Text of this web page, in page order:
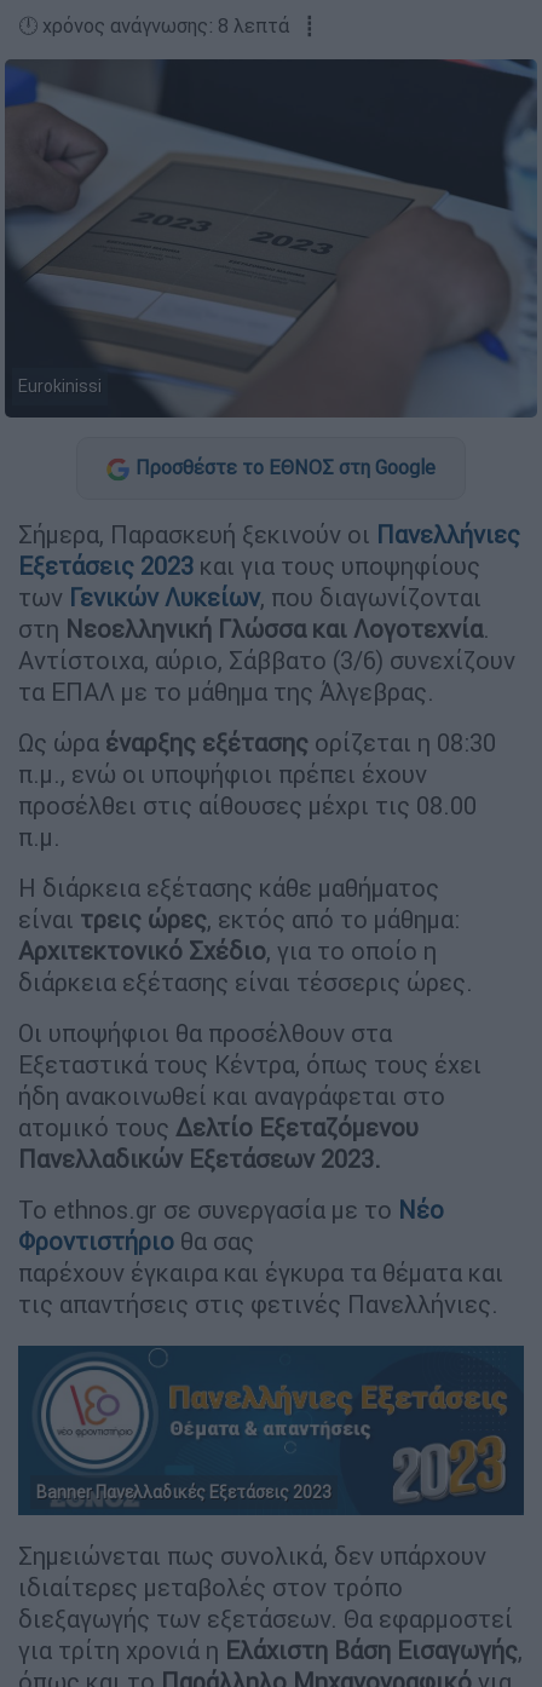
🕛 χρόνος ανάγνωσης: 8 λεπτά ┋
Eurokinissi
Προσθέστε το ΕΘΝΟΣ στη Google
Σήμερα, Παρασκευή ξεκινούν οι Πανελλήνιες
Εξετάσεις 2023 και για τους υποψηφίους
των Γενικών Λυκείων, που διαγωνίζονται
στη Νεοελληνική Γλώσσα και Λογοτεχνία.
Αντίστοιχα, αύριο, Σάββατο (3/6) συνεχίζουν
τα ΕΠΑΛ με το μάθημα της Άλγεβρας.
Ως ώρα έναρξης εξέτασης ορίζεται η 08:30
π.μ., ενώ οι υποψήφιοι πρέπει έχουν
προσέλθει στις αίθουσες μέχρι τις 08.00
π.μ.
Η διάρκεια εξέτασης κάθε μαθήματος
είναι τρεις ώρες, εκτός από το μάθημα:
Αρχιτεκτονικό Σχέδιο, για το οποίο η
διάρκεια εξέτασης είναι τέσσερις ώρες.
Οι υποψήφιοι θα προσέλθουν στα
Εξεταστικά τους Κέντρα, όπως τους έχει
ήδη ανακοινωθεί και αναγράφεται στο
ατομικό τους Δελτίο Εξεταζόμενου
Πανελλαδικών Εξετάσεων 2023.
Το ethnos.gr σε συνεργασία με το Νέο
Φροντιστήριο θα σας
παρέχουν έγκαιρα και έγκυρα τα θέματα και
τις απαντήσεις στις φετινές Πανελλήνιες.
Banner Πανελλαδικές Εξετάσεις 2023
Σημειώνεται πως συνολικά, δεν υπάρχουν
ιδιαίτερες μεταβολές στον τρόπο
διεξαγωγής των εξετάσεων. Θα εφαρμοστεί
για τρίτη χρονιά η Ελάχιστη Βάση Εισαγωγής,